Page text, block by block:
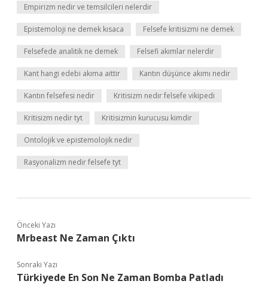
Empirizm nedir ve temsilcileri nelerdir
Epistemoloji ne demek kısaca Felsefe kritisizmi ne demek
Felsefede analitik ne demek Felsefi akımlar nelerdir
Kant hangi edebi akıma aittir Kantın düşünce akımı nedir
Kantın felsefesi nedir Kritisizm nedir felsefe vikipedi
Kritisizm nedir tyt Kritisizmin kurucusu kimdir
Ontolojik ve epistemolojik nedir
Rasyonalizm nedir felsefe tyt
Önceki Yazı
Mrbeast Ne Zaman Çıktı
Sonraki Yazı
Türkiyede En Son Ne Zaman Bomba Patladı